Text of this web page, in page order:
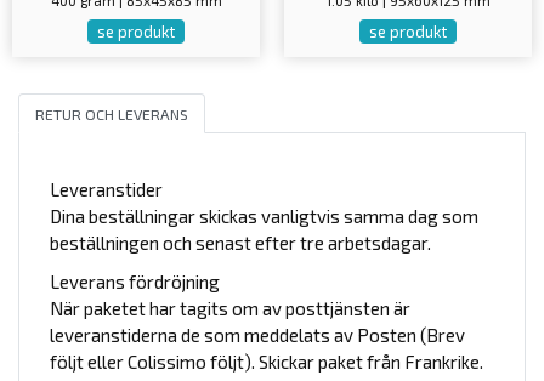
se produkt se produkt
RETUR OCH LEVERANS
Leveranstider
Dina beställningar skickas vanligtvis samma dag som
beställningen och senast efter tre arbetsdagar.
Leverans fördröjning
När paketet har tagits om av posttjänsten är
leveranstiderna de som meddelats av Posten (Brev
följt eller Colissimo följt). Skickar paket från Frankrike.